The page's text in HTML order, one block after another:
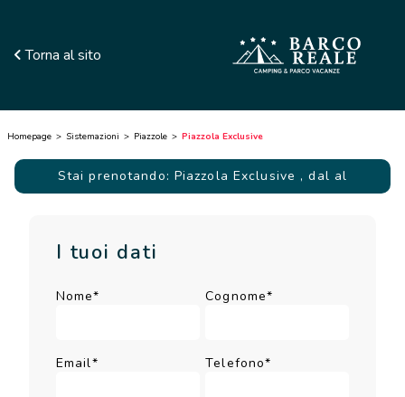
Torna al sito
Homepage Sistemazioni Piazzole Piazzola Exclusive
Stai prenotando: Piazzola Exclusive , dal al
I tuoi dati
Nome* Cognome*
Email* Telefono*